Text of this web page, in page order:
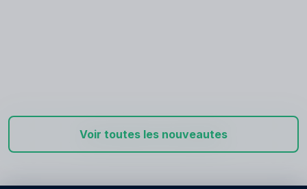
Voir toutes les nouveautes